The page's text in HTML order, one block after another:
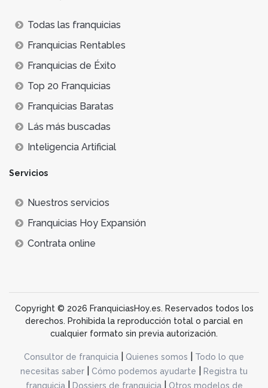
Todas las franquicias
Franquicias Rentables
Franquicias de Éxito
Top 20 Franquicias
Franquicias Baratas
Lás más buscadas
Inteligencia Artificial
Servicios
Nuestros servicios
Franquicias Hoy Expansión
Contrata online
Copyright © 2026 FranquiciasHoy.es. Reservados todos los
derechos. Prohibida la reproducción total o parcial en
cualquier formato sin previa autorización.
Consultor de franquicia Quienes somos
Todo lo que
necesitas saber
Cómo podemos ayudarte
Registra tu
franquicia| Dossiers de franquicia| Otros modelos de